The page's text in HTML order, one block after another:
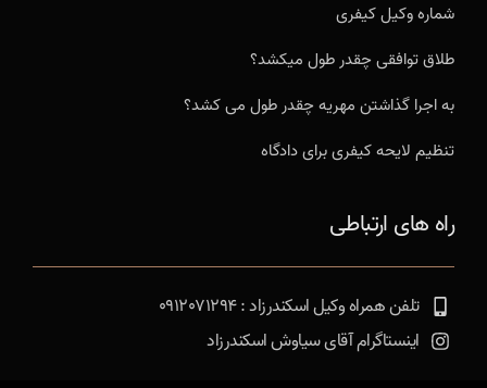
شماره وکیل کیفری
طلاق توافقی چقدر طول میکشد؟
به اجرا گذاشتن مهریه چقدر طول می کشد؟
تنظیم لایحه کیفری برای دادگاه
راه های ارتباطی
تلفن همراه وکیل اسکندرزاد : 0912071294
اینستاگرام آقای سیاوش اسکندرزاد